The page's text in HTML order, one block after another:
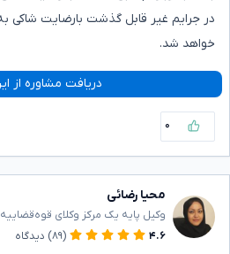
در جرایم غیر قابل گذشت بارضایت شاکی
خواهد شد.
دریافت مشاوره از
۰
محیا رضائی
وکیل پایه یک مرکز وکلای قوه‌قضاییه
۴.۶
(۸۹) دیدگاه